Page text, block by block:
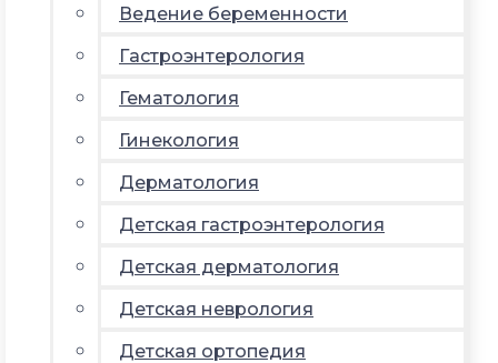
Ведение беременности
Гастроэнтерология
Гематология
Гинекология
Дерматология
Детская гастроэнтерология
Детская дерматология
Детская неврология
Детская ортопедия